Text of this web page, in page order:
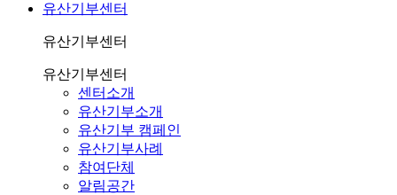
유산기부센터
유산기부센터
유산기부센터
센터소개
유산기부소개
유산기부 캠페인
유산기부사례
참여단체
알림공간